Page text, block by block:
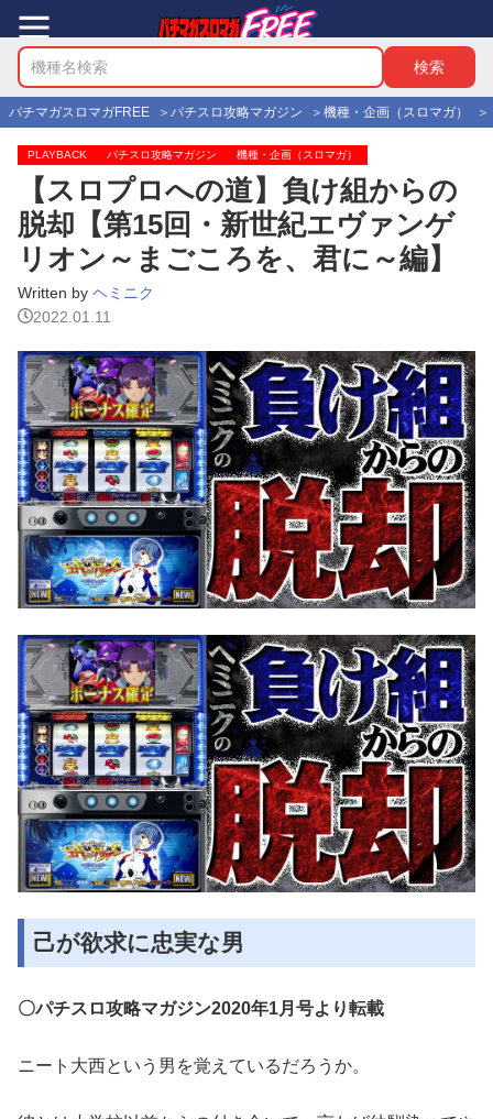
パチマガスロマガFREE パチスロ攻略マガジン 機種・企画（スロマガ）
PLAYBACK パチスロ攻略マガジン 機種・企画（スロマガ）
【スロプロへの道】負け組からの
脱却【第15回・新世紀エヴァンゲ
リオン～まごころを、君に～編】
Written by ヘミニク
2022.01.11
己が欲求に忠実な男
〇パチスロ攻略マガジン2020年1月号より転載
ニート大西という男を覚えているだろうか。